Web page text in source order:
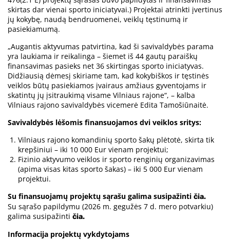
skirtas dar vienai sporto iniciatyvai.) Projektai atrinkti įvertinus
jų kokybę, naudą bendruomenei, veiklų tęstinumą ir
pasiekiamumą.
„Augantis aktyvumas patvirtina, kad ši savivaldybės parama
yra laukiama ir reikalinga – šiemet iš 44 gautų paraiškų
finansavimas pasieks net 36 skirtingas sporto iniciatyvas.
Didžiausią dėmesį skiriame tam, kad kokybiškos ir tęstinės
veiklos būtų pasiekiamos įvairaus amžiaus gyventojams ir
skatintų jų įsitraukimą visame Vilniaus rajone“, – kalba
Vilniaus rajono savivaldybės vicemerė Edita Tamošiūnaitė.
Savivaldybės lėšomis finansuojamos dvi veiklos sritys:
Vilniaus rajono komandinių sporto šakų plėtotė, skirta tik
krepšiniui – iki 10 000 Eur vienam projektui;
Fizinio aktyvumo veiklos ir sporto renginių organizavimas
(apima visas kitas sporto šakas) – iki 5 000 Eur vienam
projektui.
Su finansuojamų projektų sąrašu galima susipažinti čia.
Su sąrašo papildymu (2026 m. gegužės 7 d. mero potvarkiu)
galima susipažinti čia.
Informacija projektų vykdytojams